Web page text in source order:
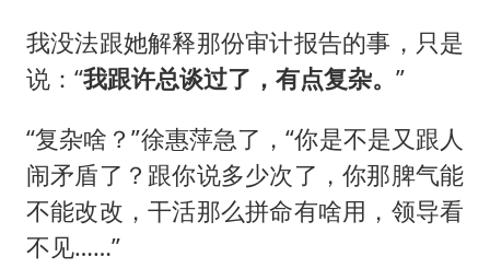
我没法跟她解释那份审计报告的事，只是
说：“我跟许总谈过了，有点复杂。 ”
“复杂啥？”徐惠萍急了，“你是不是又跟人
闹矛盾了？跟你说多少次了，你那脾气能
不能改改，干活那么拼命有啥用，领导看
不见……”